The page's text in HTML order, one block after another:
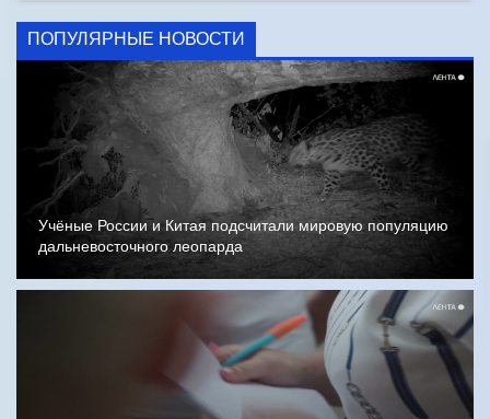
ПОПУЛЯРНЫЕ НОВОСТИ
Учёные России и Китая подсчитали мировую популяцию
дальневосточного леопарда